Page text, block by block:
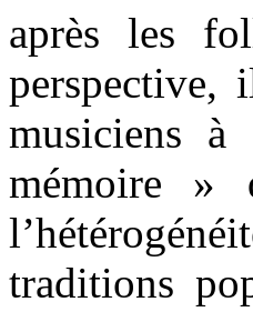
après les
perspective,
musiciens
mémoire »
traditions